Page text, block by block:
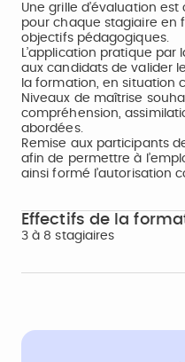
Une grille d’évaluation
pour chaque stagiaire en
objectifs pédagogiques.
L’application pratique
aux candidats de valider
la formation, en situation
Niveaux de maîtrise
compréhension,
abordées.
Remise aux participants
afin de permettre à
ainsi formé l’autorisation
Effectifs de la
3 à 8 stagiaires